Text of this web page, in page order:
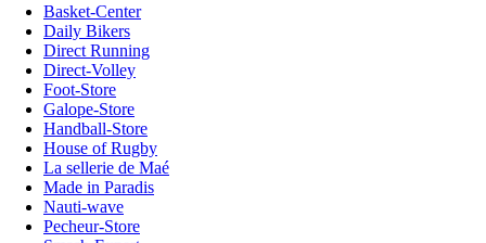
Basket-Center
Daily Bikers
Direct Running
Direct-Volley
Foot-Store
Galope-Store
Handball-Store
House of Rugby
La sellerie de Maé
Made in Paradis
Nauti-wave
Pecheur-Store